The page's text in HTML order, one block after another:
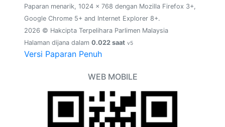
Paparan menarik, 1024 x 768 dengan Mozilla Firefox 3+,
Google Chrome 5+ and Internet Explorer 8+.
2026 © Hakcipta Terpelihara Parlimen Malaysia
Halaman dijana dalam 0.022 saat v5
Versi Paparan Penuh
WEB MOBILE